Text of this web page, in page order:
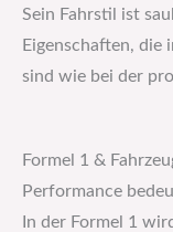
Sein Fahrstil ist
Eigenschaften,
sind wie bei der
Formel 1 &
Performance
In der Formel 1